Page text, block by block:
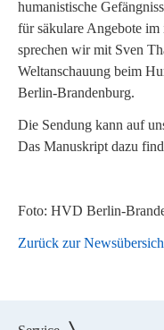
humanistische
für säkulare Angebote
sprechen wir mit Sven
Weltanschauung beim
Berlin-Brandenburg.
Die Sendung kann auf
Das Manuskript dazu
Foto: HVD Berlin-
Zurück zur